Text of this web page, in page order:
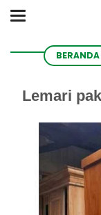
BERANDA
Lemari